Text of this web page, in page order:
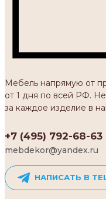
Мебель напрямую от
от 1 дня по всей РФ.
за каждое изделие в
+7 (495) 792-68-63
mebdekor@yandex.ru
НАПИСАТЬ В